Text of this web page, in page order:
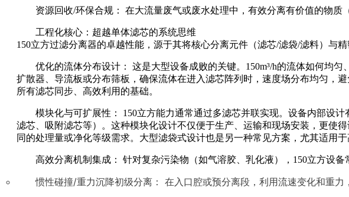
资源回收/环保合规： 在大流量废气或废水处理中，有效分离有价值的物
工程化核心：超越单体滤芯的系统思维
150立方过滤分离器的卓越性能，源于其将核心分离元件（滤芯/滤袋/滤料）与精
优化的流体分布设计： 这是大型设备成败的关键。150m³/h的流体如何均
扩散器、导流板或分布筛板，确保流体在进入滤芯阵列时，速度场分布均匀，
所有滤芯同步、高效利用的基础。
模块化与可扩展性： 150立方能力通常通过多滤芯并联实现。设备内部设
滤芯、吸附滤芯等）。这种模块化设计不仅便于生产、运输和现场安装，更
同的处理量或净化等级需求。大型滤袋式设计也是另一种常见方案，尤其适用于
高效分离机制集成： 针对复杂污染物（如气溶胶、乳化液），150立方设备
惯性碰撞/重力沉降初级分离： 在入口腔或预分离段，利用流速变化和重力